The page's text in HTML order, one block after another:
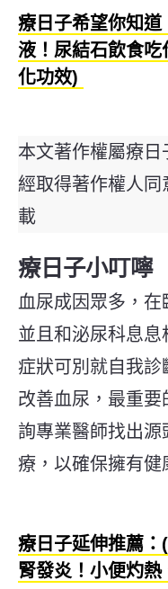
療日子希望你知
液！尿結石飲食
化功效)
本文著作權屬療
經取得著作權人
載
療日子小叮嚀
血尿成因眾多，在
並且和泌尿科息
症狀可別就自我診
改善血尿，最重
詢專業醫師找出
療，以確保擁有健
療日子延伸推薦：(
腎發炎！小便灼